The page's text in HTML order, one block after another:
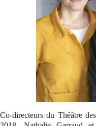
Co-directeurs du Théâtre